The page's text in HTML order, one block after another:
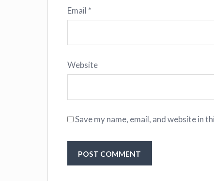
Email *
Website
Save my name, email, and website in